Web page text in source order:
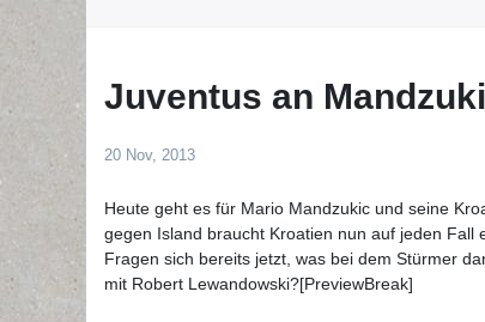
Juventus an
20 Nov, 2013
Heute geht es für Mario Mandzukic und seine
gegen Island braucht Kroatien nun auf jeden Fall
Fragen sich bereits jetzt, was bei dem Stürmer
mit Robert Lewandowski?[PreviewBreak]